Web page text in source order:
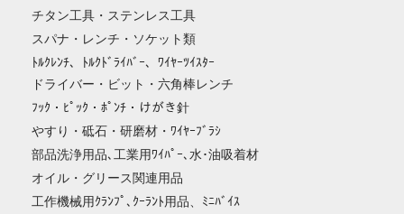
チタン工具・ステンレス工具
スパナ・レンチ・ソケット類
ﾄﾙｸﾚﾝﾁ、ﾄﾙｸﾄﾞﾗｲﾊﾞｰ、ﾜｲﾔｰﾂｲｽﾀｰ
ドライバー・ビット・六角棒レンチ
ﾌｯｸ・ﾋﾟｯｸ・ﾎﾟﾝﾁ・けがき針
やすり・砥石・研磨材・ﾜｲﾔｰﾌﾞﾗｼ
部品洗浄用品､工業用ﾜｲﾊﾟｰ､水･油吸着材
オイル・グリース関連用品
工作機械用ｸﾗﾝﾌﾟ､ｸｰﾗﾝﾄ用品、ﾐﾆﾊﾞｲｽ